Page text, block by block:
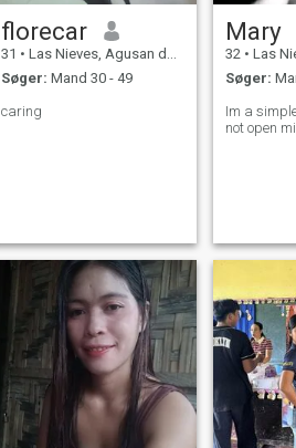
florecar
31 • Las Nieves, Agusan del Norte, Filippinerne
Søger: Mand 30 - 49
caring
Mary
32 • Las Nieves,
Søger:
Im a
not open